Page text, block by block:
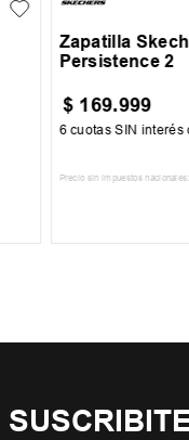
Zapatilla
Persistence 2
$ 169.999
6 cuotas SIN
Precio sin impuestos nacionales: